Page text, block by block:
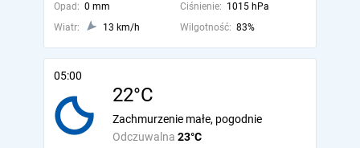
Opad: 0 mm Ciśnienie: 1015 hPa
Wiatr:
13 km/h Wilgotność: 83%
05:00
22°C
Odczuwalna 23°C
Zachmurzenie małe, pogodnie